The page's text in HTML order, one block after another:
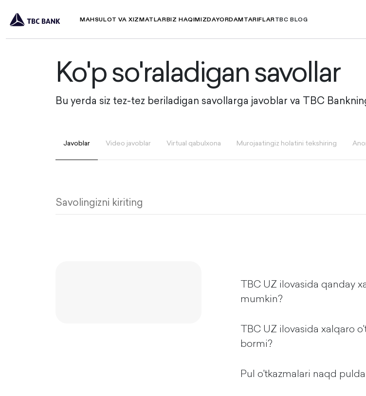
MAHSULOT VA XIZMATLARBIZ HAQIMIZDAYORDAMTARIFLARTBC BLOG
Ko'p so'raladigan savollar
Bu yerda siz tez-tez beriladigan savollarga javoblar va TBC
Javoblar Video javoblar Virtual qabulxona Murojaatingiz holatini tekshiring
TBC UZ ilovasida qanday
mumkin?
TBC UZ ilovasida xalqaro
bormi?
Pul o'tkazmalari naqd